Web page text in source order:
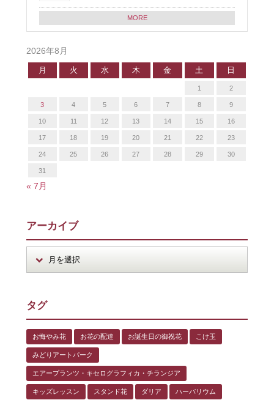
MORE
2026年8月
月 火 水 木 金 土 日
1 2
3 4 5 6 7 8 9
10 11 12 13 14 15 16
17 18 19 20 21 22 23
24 25 26 27 28 29 30
31
« 7月
アーカイブ
タグ
お悔やみ花 お花の配達 お誕生日の御祝花 こけ玉
みどりアートパーク
エアープランツ・キセログラフィカ・チランジア
キッズレッスン スタンド花 ダリア ハーバリウム